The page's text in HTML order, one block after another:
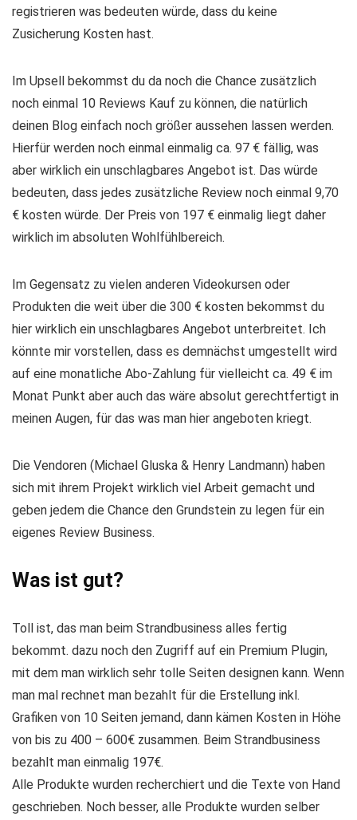
registrieren was bedeuten würde, dass du keine
Zusicherung Kosten hast.
Im Upsell bekommst du da noch die Chance zusätzlich
noch einmal 10 Reviews Kauf zu können, die natürlich
deinen Blog einfach noch größer aussehen lassen werden.
Hierfür werden noch einmal einmalig ca. 97 € fällig, was
aber wirklich ein unschlagbares Angebot ist. Das würde
bedeuten, dass jedes zusätzliche Review noch einmal 9,70
€ kosten würde. Der Preis von 197 € einmalig liegt daher
wirklich im absoluten Wohlfühlbereich.
Im Gegensatz zu vielen anderen Videokursen oder
Produkten die weit über die 300 € kosten bekommst du
hier wirklich ein unschlagbares Angebot unterbreitet. Ich
könnte mir vorstellen, dass es demnächst umgestellt wird
auf eine monatliche Abo-Zahlung für vielleicht ca. 49 € im
Monat Punkt aber auch das wäre absolut gerechtfertigt in
meinen Augen, für das was man hier angeboten kriegt.
Die Vendoren (Michael Gluska & Henry Landmann) haben
sich mit ihrem Projekt wirklich viel Arbeit gemacht und
geben jedem die Chance den Grundstein zu legen für ein
eigenes Review Business.
Was ist gut?
Toll ist, das man beim Strandbusiness alles fertig
bekommt. dazu noch den Zugriff auf ein Premium Plugin,
mit dem man wirklich sehr tolle Seiten designen kann. Wenn
man mal rechnet man bezahlt für die Erstellung inkl.
Grafiken von 10 Seiten jemand, dann kämen Kosten in Höhe
von bis zu 400 – 600€ zusammen. Beim Strandbusiness
bezahlt man einmalig 197€.
Alle Produkte wurden recherchiert und die Texte von Hand
geschrieben. Noch besser, alle Produkte wurden selber